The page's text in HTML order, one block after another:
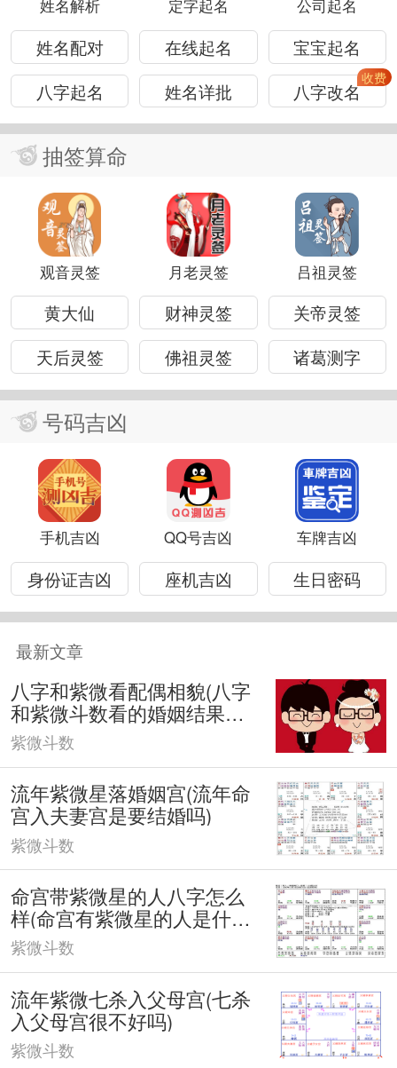
姓名解析 定字起名 公司起名
姓名配对 在线起名
宝宝起名
八字起名
姓名详批 八字改名
抽签算命
观音灵签 月老灵签 吕祖灵签
黄大仙 财神灵签
关帝灵签
天后灵签
佛祖灵签 诸葛测字
号码吉凶
手机吉凶 QQ号吉凶 车牌吉凶
身份证吉凶 座机吉凶 生日密码
最新文章
八字和紫微看配偶相貌(八字
和紫微斗数看的婚姻结果不
一样)
紫微斗数
流年紫微星落婚姻宫(流年命
宫入夫妻宫是要结婚吗)
紫微斗数
命宫带紫微星的人八字怎么
样(命宫有紫微星的人是什么
下凡)
紫微斗数
流年紫微七杀入父母宫(七杀
入父母宫很不好吗)
紫微斗数